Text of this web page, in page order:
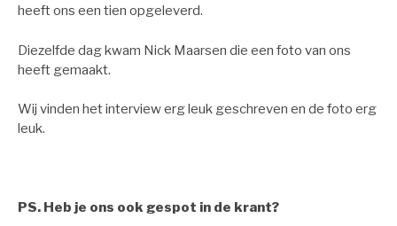
heeft ons een tien opgeleverd.
Diezelfde dag kwam Nick Maarsen die een foto van ons
heeft gemaakt.
Wij vinden het interview erg leuk geschreven en de foto erg
leuk.
PS. Heb je ons ook gespot in de krant?